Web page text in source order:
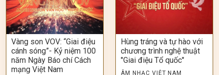
Vàng son VOV: “Giai điệu
cánh sóng”- Kỷ niệm 100
năm Ngày Báo chí Cách
mạng Việt Nam
Hùng tráng và tự hào với
chương trình nghệ thuật
"Giai điệu Tổ quốc"
ÂM NHẠC VIỆT NAM